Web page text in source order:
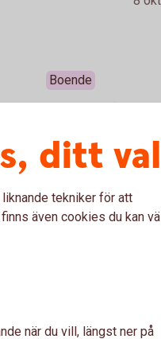
dig, men
kan tänka på
Boende
sitt
– skaffa
ditt val
tekniker för att
även cookies du kan
när du vill, längst ner på